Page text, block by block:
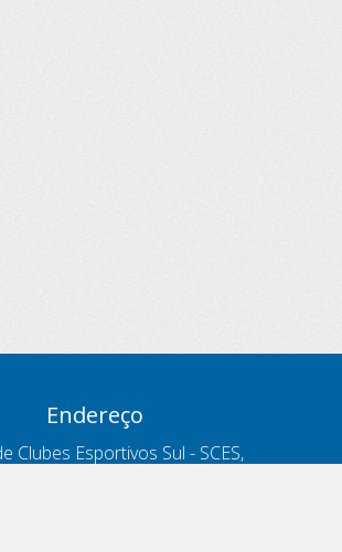
Endereço
Clubes Esportivos Sul - SCES,